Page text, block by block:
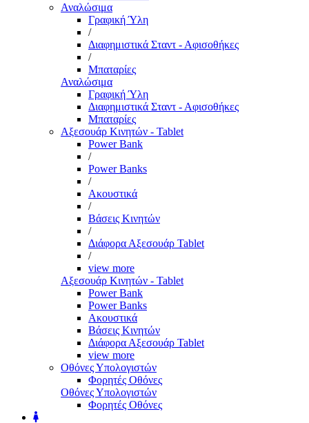
Αναλώσιμα
Γραφική Ύλη
/
Διαφημιστικά Σταντ - Αφισοθήκες
/
Μπαταρίες
Αναλώσιμα
Γραφική Ύλη
Διαφημιστικά Σταντ - Αφισοθήκες
Μπαταρίες
Αξεσουάρ Κινητών - Tablet
Power Bank
/
Power Banks
/
Ακουστικά
/
Βάσεις Κινητών
/
Διάφορα Αξεσουάρ Tablet
/
view more
Αξεσουάρ Κινητών - Tablet
Power Bank
Power Banks
Ακουστικά
Βάσεις Κινητών
Διάφορα Αξεσουάρ Tablet
view more
Οθόνες Υπολογιστών
Φορητές Οθόνες
Οθόνες Υπολογιστών
Φορητές Οθόνες